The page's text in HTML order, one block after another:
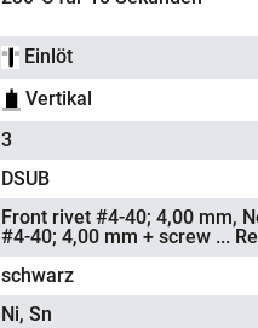
Einlöt
Vertikal
3
DSUB
Front rivet #4-40; 4,00 mm,
#4-40; 4,00 mm + screw ...
schwarz
Ni, Sn